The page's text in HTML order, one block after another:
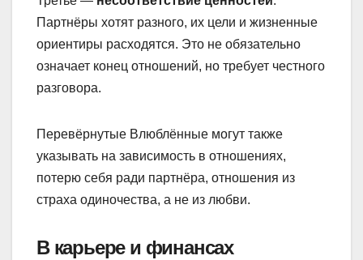
Партнёры хотят разного, их цели и жизненные
ориентиры расходятся. Это не обязательно
означает конец отношений, но требует честного
разговора.
Перевёрнутые Влюблённые могут также
указывать на зависимость в отношениях,
потерю себя ради партнёра, отношения из
страха одиночества, а не из любви.
В карьере и финансах